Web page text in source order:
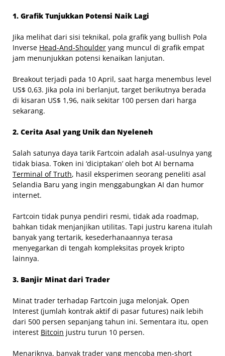
1. Grafik Tunjukkan Potensi Naik Lagi
Jika melihat dari sisi teknikal, pola grafik yang bullish Pola
Inverse Head-And-Shoulder yang muncul di grafik empat
jam menunjukkan potensi kenaikan lanjutan.
Breakout terjadi pada 10 April, saat harga menembus level
US$ 0,63. Jika pola ini berlanjut, target berikutnya berada
di kisaran US$ 1,96, naik sekitar 100 persen dari harga
sekarang.
2. Cerita Asal yang Unik dan Nyeleneh
Salah satunya daya tarik Fartcoin adalah asal-usulnya yang
tidak biasa. Token ini ‘diciptakan’ oleh bot AI bernama
Terminal of Truth, hasil eksperimen seorang peneliti asal
Selandia Baru yang ingin menggabungkan AI dan humor
internet.
Fartcoin tidak punya pendiri resmi, tidak ada roadmap,
bahkan tidak menjanjikan utilitas. Tapi justru karena itulah
banyak yang tertarik, kesederhanaannya terasa
menyegarkan di tengah kompleksitas proyek kripto
lainnya.
3. Banjir Minat dari Trader
Minat trader terhadap Fartcoin juga melonjak. Open
Interest (jumlah kontrak aktif di pasar futures) naik lebih
dari 500 persen sepanjang tahun ini. Sementara itu, open
interest Bitcoin justru turun 10 persen.
Menariknya, banyak trader yang mencoba men-short